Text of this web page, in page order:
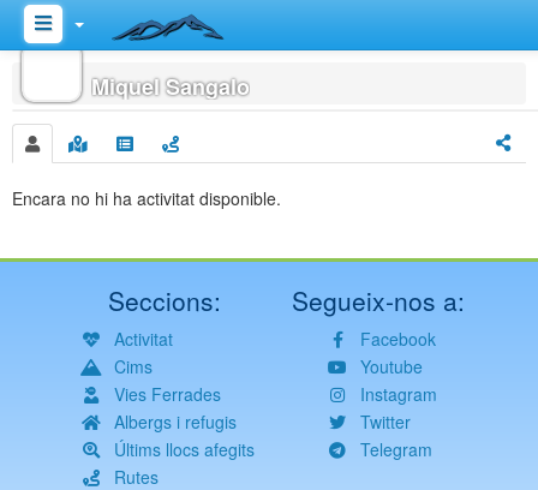
Miquel Sangalo
Encara no hi ha activitat disponible.
Seccions:
Activitat
Cims
Vies Ferrades
Albergs i refugis
Últims llocs afegits
Rutes
Segueix-nos a:
Facebook
Youtube
Instagram
Twitter
Telegram